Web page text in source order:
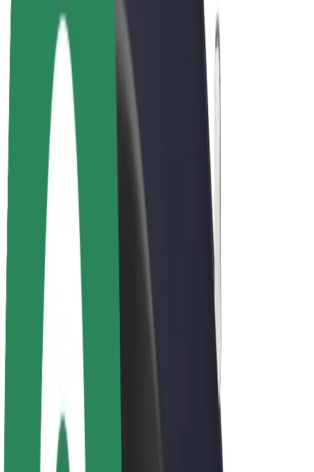
Ingresos de repartidor
Comercios de Bolt Food
Flotas
Franquicias
Empresa
Trabajá con nosotros
Acerca de Bolt
Sostenibilidad en Bolt
Project Zero
Blog
Sala de prensa
Directrices de la marca
Misión
Liderazgo
Marca
Medios
Fondo Urbano
Seguridad